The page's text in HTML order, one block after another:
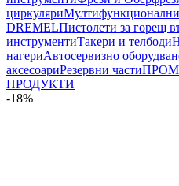
циркуляри
DREMELПистолети за горещ
инструментиТакери и телбоди
нагериАвтосервизно
аксесоариРезервни части
ПРОДУКТИ
-18%